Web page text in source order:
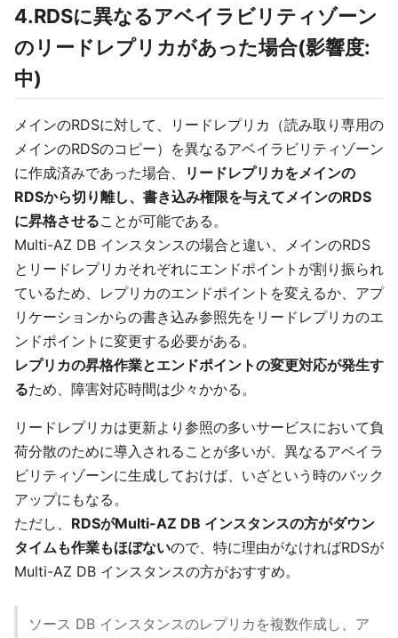
4.RDSに異なるアベイラビリティゾーン
のリードレプリカがあった場合(影響度:
中)
メインのRDSに対して、リードレプリカ（読み取り専用の
メインのRDSのコピー）を異なるアベイラビリティゾーン
に作成済みであった場合、
リードレプリカをメインの
RDSから切り離し、書き込み権限を与えてメインのRDS
に昇格させることが可能である。
Multi-AZ DB インスタンスの場合と違い、メインのRDS
とリードレプリカそれぞれにエンドポイントが割り振られ
ているため、レプリカのエンドポイントを変えるか、アプ
リケーションからの書き込み参照先をリードレプリカのエ
ンドポイントに変更する必要がある。
レプリカの昇格作業とエンドポイントの変更対応が発生す
るため、障害対応時間は少々かかる。
リードレプリカは更新より参照の多いサービスにおいて負
荷分散のために導入されることが多いが、異なるアベイラ
ビリティゾーンに生成しておけば、いざという時のバック
アップにもなる。
ただし、 RDSがMulti-AZ DB インスタンスの方がダウン
タイムも作業もほぼないので、特に理由がなければRDSが
Multi-AZ DB インスタンスの方がおすすめ。
ソース DB インスタンスのレプリカを複数作成し、ア